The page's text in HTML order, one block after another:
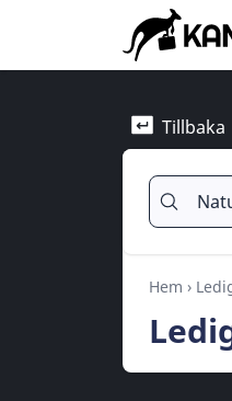
Tillbaka
Hem ›